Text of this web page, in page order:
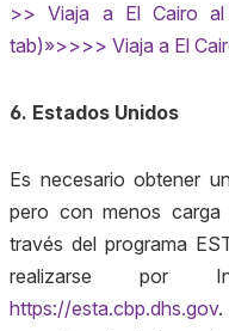
>> Viaja a El Cairo
tab)»>>>> Viaja a El
6. Estados Unidos
Es necesario obtener
pero con menos carga
través del programa
realizarse por
https://esta.cbp.dhs.gov.